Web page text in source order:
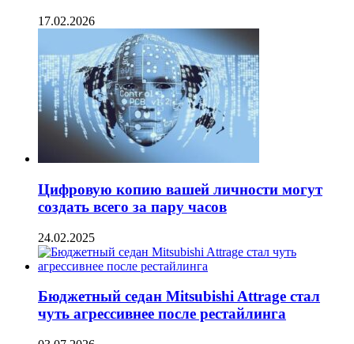
17.02.2026
Цифровую копию вашей личности могут
создать всего за пару часов
24.02.2025
Бюджетный седан Mitsubishi Attrage стал
чуть агрессивнее после рестайлинга